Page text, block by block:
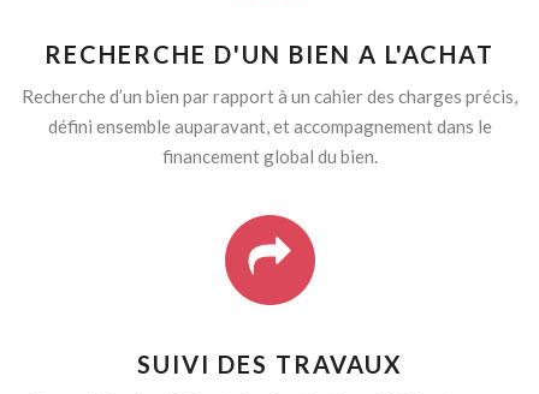
RECHERCHE D'UN BIEN A L'ACHAT
Recherche d’un bien par rapport à un cahier des charges précis,
défini ensemble auparavant, et accompagnement dans le
financement global du bien.
SUIVI DES TRAVAUX